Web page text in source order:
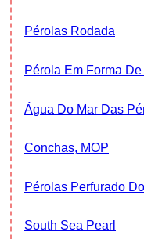
Pérolas Rodada
Pérola Em Forma
Água Do Mar Das
Conchas, MOP
Pérolas Perfurado
South Sea Pearl